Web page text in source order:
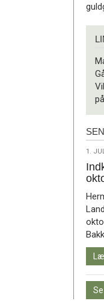
på
1.
jul.
2026
1.